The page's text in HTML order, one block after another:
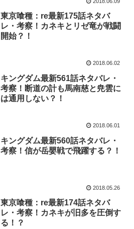
東京喰種：re最新175話ネタバ
レ・考察！カネキとリゼ竜が戦闘
開始？！
2018.06.02
キングダム最新561話ネタバレ・
考察！断道の計も馬南慈と尭雲に
は通用しない？！
2018.06.01
キングダム最新560話ネタバレ・
考察！信が岳嬰戦で飛躍する？！
2018.05.26
東京喰種：re最新174話ネタバ
レ・考察！カネキが旧多を圧倒す
る！？